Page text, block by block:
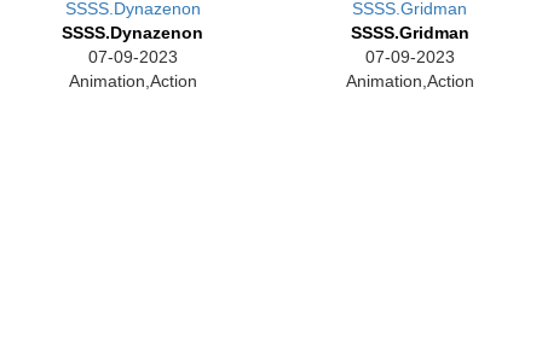
SSSS.Dynazenon
07-09-2023
Animation,Action
SSSS.Gridman
07-09-2023
Animation,Action